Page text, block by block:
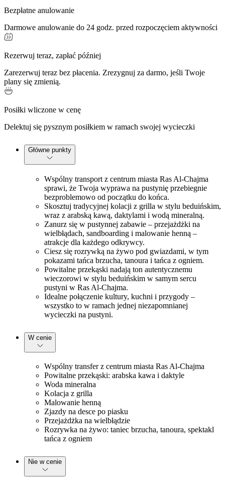
Bezpłatne anulowanie
Darmowe anulowanie do 24 godz. przed rozpoczęciem aktywności
Rezerwuj teraz, zapłać później
Zarezerwuj teraz bez płacenia. Zrezygnuj za darmo, jeśli Twoje
plany się zmienią.
Posiłki wliczone w cenę
Delektuj się pysznym posiłkiem w ramach swojej wycieczki
Główne punkty
Wspólny transport z centrum miasta Ras Al-Chajma
sprawi, że Twoja wyprawa na pustynię przebiegnie
bezproblemowo od początku do końca.
Skosztuj tradycyjnej kolacji z grilla w stylu beduińskim,
wraz z arabską kawą, daktylami i wodą mineralną.
Zanurz się w pustynnej zabawie – przejażdżki na
wielbłądach, sandboarding i malowanie henną –
atrakcje dla każdego odkrywcy.
Ciesz się rozrywką na żywo pod gwiazdami, w tym
pokazami tańca brzucha, tanoura i tańca z ogniem.
Powitalne przekąski nadają ton autentycznemu
wieczorowi w stylu beduińskim w samym sercu
pustyni w Ras Al-Chajma.
Idealne połączenie kultury, kuchni i przygody –
wszystko to w ramach jednej niezapomnianej
wycieczki na pustyni.
W cenie
Wspólny transfer z centrum miasta Ras Al-Chajma
Powitalne przekąski: arabska kawa i daktyle
Woda mineralna
Kolacja z grilla
Malowanie henną
Zjazdy na desce po piasku
Przejażdżka na wielbłądzie
Rozrywka na żywo: taniec brzucha, tanoura, spektakl
tańca z ogniem
Nie w cenie